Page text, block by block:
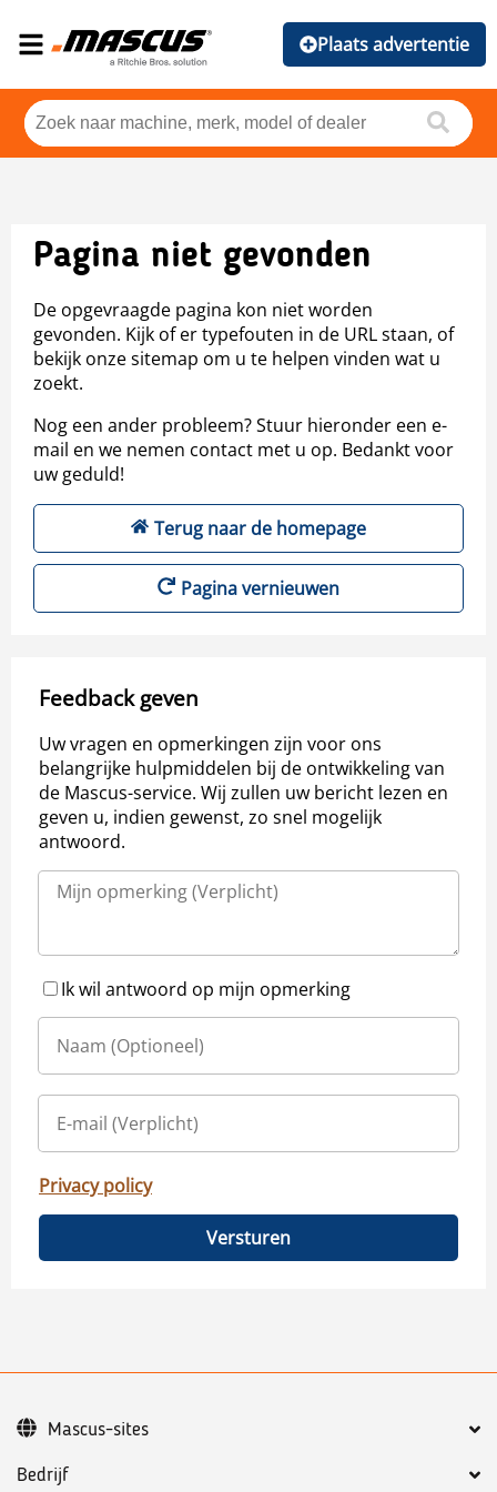
Plaats advertentie
Pagina niet gevonden
De opgevraagde pagina kon niet worden
gevonden. Kijk of er typefouten in de URL staan, of
bekijk onze sitemap om u te helpen vinden wat u
zoekt.
Nog een ander probleem? Stuur hieronder een e-
mail en we nemen contact met u op. Bedankt voor
uw geduld!
Terug naar de homepage
Pagina vernieuwen
Feedback geven
Uw vragen en opmerkingen zijn voor ons
belangrijke hulpmiddelen bij de ontwikkeling van
de Mascus-service. Wij zullen uw bericht lezen en
geven u, indien gewenst, zo snel mogelijk
antwoord.
Ik wil antwoord op mijn opmerking
Privacy policy
Versturen
Bedrijf
Mascus-sites